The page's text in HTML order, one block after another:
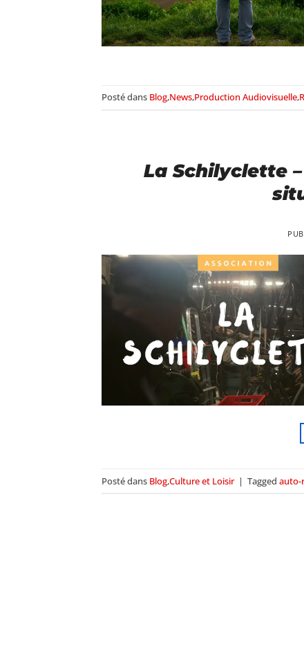
Posté dans Blog,News,Production Audiovisuelle,
La Schilyclette
Posté dans Blog,Culture et Loisir | Tagged auto-